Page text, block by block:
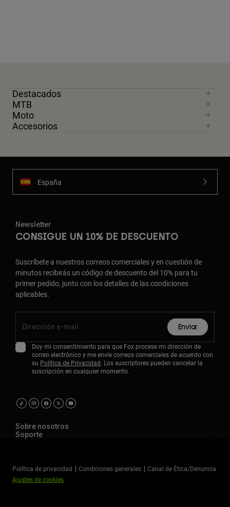
Destacados
MTB
Moto
Accesorios
España
Newsletter
CONSIGUE UN 10% DE DESCUENTO
Suscríbete a nuestros correos comerciales y en cuestión de
minutos recibirás un código de descuento del 10% para tu
primer pedido, junto con los detalles de las condiciones
aplicables.
Enviar
Doy mi consentimiento para que Fox procese mi dirección de
correo electrónico y me envíe correos comerciales de acuerdo con
su Política de Privacidad. Los suscriptores pueden cancelar la
suscripción en cualquier momento.
Sobre nosotros
Soporte
Política de privacidad Condiciones generales
Canal de Ética/Denuncia
Ajustes de cookies